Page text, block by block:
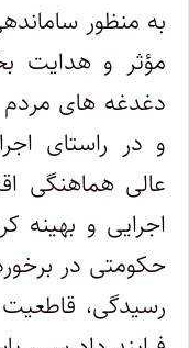
به منظور
مؤثر و هدایت
دغدغه های
عالی هماهنگی
اجرایی و بهینه
حکومتی در
رسیدگی،